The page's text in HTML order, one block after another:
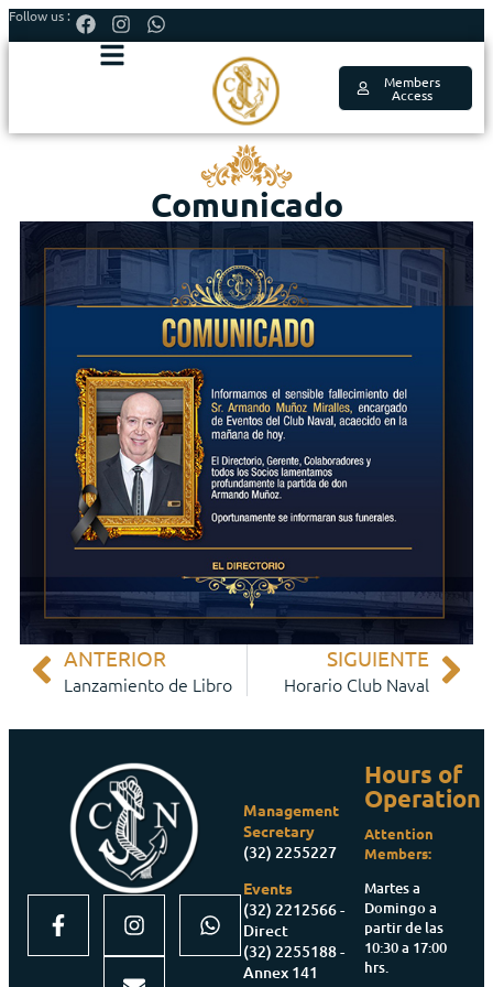
Follow us :
Members
Access
Comunicado
ANTERIOR
Lanzamiento de Libro
SIGUIENTE
Horario Club Naval
Management
Secretary
(32) 2255227
Events
(32) 2212566 -
Direct
(32) 2255188 -
Annex 141
Hours of
Operation
Attention
Members:
Martes a
Domingo a
partir de las
10:30 a 17:00
hrs.